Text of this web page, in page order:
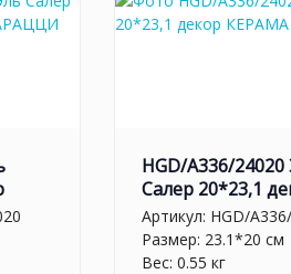
HGD/A336/24020
Салер 20*23,1
Артикул: HGD/
Размер: 23.1*20 см
Вес: 0.55 кг